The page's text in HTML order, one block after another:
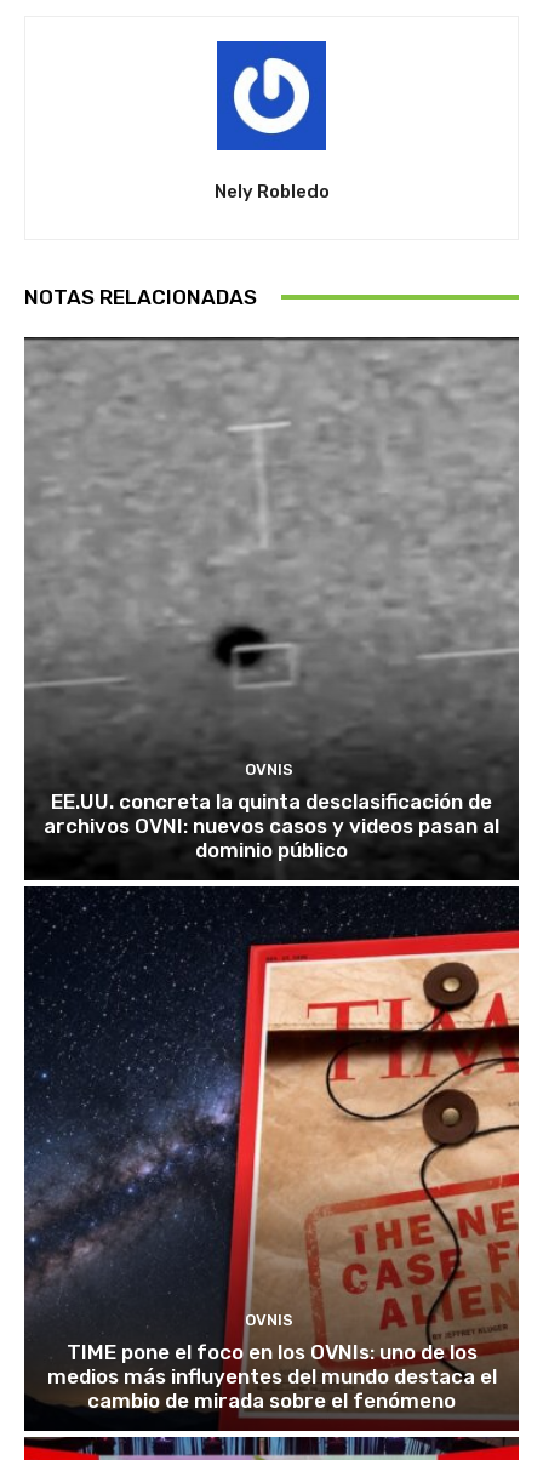
Nely Robledo
NOTAS RELACIONADAS
OVNIS
EE.UU. concreta la quinta desclasificación de
archivos OVNI: nuevos casos y videos pasan al
dominio público
OVNIS
TIME pone el foco en los OVNIs: uno de los
medios más influyentes del mundo destaca el
cambio de mirada sobre el fenómeno